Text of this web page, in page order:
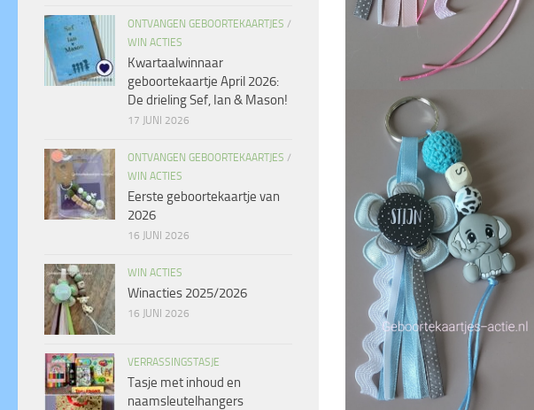
ONTVANGEN GEBOORTEKAARTJES /
WIN ACTIES
Kwartaalwinnaar
geboortekaartje April 2026:
De drieling Sef, Ian & Mason!
17 JUNI 2026
ONTVANGEN GEBOORTEKAARTJES /
WIN ACTIES
Eerste geboortekaartje van
2026
16 JUNI 2026
WIN ACTIES
Winacties 2025/2026
16 JUNI 2026
VERRASSINGSTASJE
Tasje met inhoud en
naamsleutelhangers